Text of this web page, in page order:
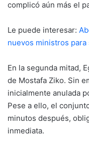
complicó aún más el
Le puede interesar:
nuevos ministros
En la segunda mitad,
de Mostafa Ziko. Sin
inicialmente anulada
Pese a ello, el
minutos después,
inmediata.